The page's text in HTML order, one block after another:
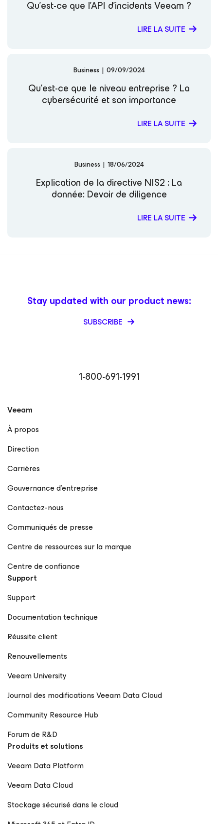
technology with their strategic goals and deliver
contributor to the IT community and a frequent speaker
trends. His dedication to community engagement and
knowledge sharing continues to inspire IT professionals
worldwide. X LinkedIn Website Notable Publications and
Videos: Out Of Office: Planning for M365 Migrations
What the Heck is a Software Appliance Anyways? Why
Qu’est-ce que l’API d’incidents Veeam ?
LIRE LA SUITE
Business | 09/09/2024
Qu’est-ce que le niveau entreprise ? La
cybersécurité et son importance
LIRE LA SUITE
Business | 18/06/2024
Explication de la directive NIS2 : La
donnée: Devoir de diligence
LIRE LA SUITE
1-800-691-1991
Stay updated with our product news:
SUBSCRIBE
Veeam
À propos
Direction
Carrières
Gouvernance d’entreprise
Contactez-nous
Communiqués de presse
Centre de ressources sur la marque
Centre de confiance
Support
Support
Documentation technique
Réussite client
Renouvellements
Veeam University
Journal des modifications Veeam Data Cloud
Community Resource Hub
Forum de R&D
Produits et solutions
Veeam Data Platform
Veeam Data Cloud
Stockage sécurisé dans le cloud